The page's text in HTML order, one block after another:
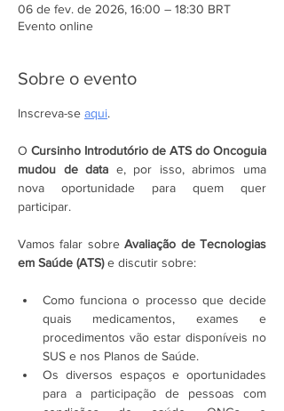
06 de fev. de 2026, 16:00 – 18:30 BRT
Evento online
Sobre o evento
Inscreva-se aqui.
O Cursinho Introdutório de ATS do Oncoguia
mudou de data e, por isso, abrimos uma
nova oportunidade para quem quer
participar.
Vamos falar sobre Avaliação de Tecnologias
em Saúde (ATS) e discutir sobre:
Como funciona o processo que decide
quais medicamentos, exames e
procedimentos vão estar disponíveis no
SUS e nos Planos de Saúde.
Os diversos espaços e oportunidades
para a participação de pessoas com